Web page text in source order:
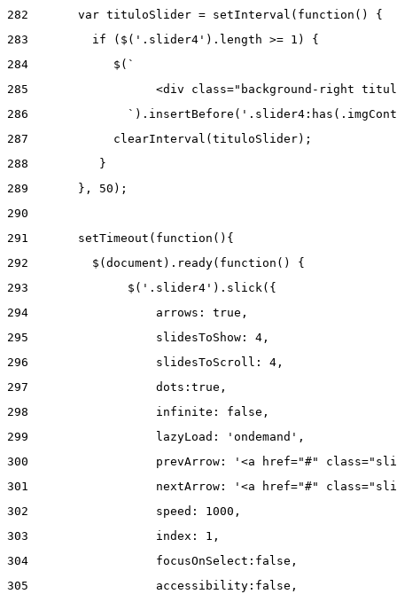
282
       var tituloSlider = setInterval(function() {
283
         if ($('.slider4').length >= 1) {
284
            $(`
285
<div class="background-right
286
287
            clearInterval(tituloSlider);
288
          }
289
       }, 50);
290
291
       setTimeout(function(){
292
         $(document).ready(function() {
293
              $('.slider4').slick({
294
                  arrows: true,
295
                  slidesToShow: 4,
296
                  slidesToScroll: 4,
297
                  dots:true,
298
                  infinite: false,
299
                  lazyLoad: 'ondemand',
300
prevArrow: '<a href="#"
301
nextArrow: '<a href="#"
302
                  speed: 1000,
303
                  index: 1,
304
                  focusOnSelect:false,
305
                  accessibility:false,